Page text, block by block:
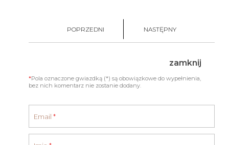
POPRZEDNI NASTĘPNY
*Pola oznaczone gwiazdką (*) są obowiązkowe do wypełnienia,
bez nich komentarz nie zostanie dodany.
zamknij
Email *